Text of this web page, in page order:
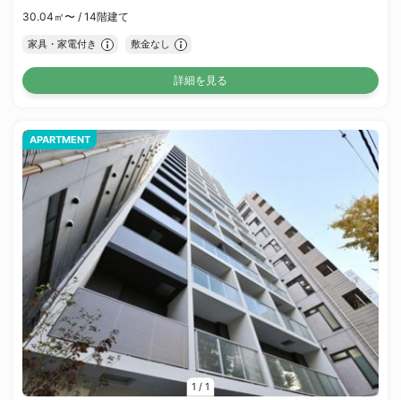
30.04㎡〜 / 14階建て
家具・家電付き 敷金なし
詳細を見る
1 / 1
APARTMENT